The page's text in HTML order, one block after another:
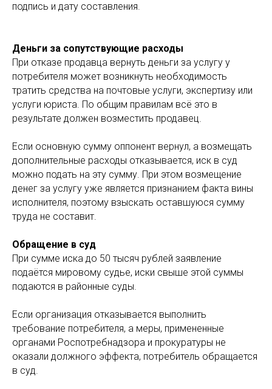
подпись и дату составления.
Деньги за сопутствующие расходы
При отказе продавца вернуть деньги за услугу у
потребителя может возникнуть необходимость
тратить средства на почтовые услуги, экспертизу или
услуги юриста. По общим правилам всё это в
результате должен возместить продавец.
Если основную сумму оппонент вернул, а возмещать
дополнительные расходы отказывается, иск в суд
можно подать на эту сумму. При этом возмещение
денег за услугу уже является признанием факта вины
исполнителя, поэтому взыскать оставшуюся сумму
труда не составит.
Обращение в суд
При сумме иска до 50 тысяч рублей заявление
подаётся мировому судье, иски свыше этой суммы
подаются в районные суды.
Если организация отказывается выполнить
требование потребителя, а меры, примененные
органами Роспотребнадзора и прокуратуры не
оказали должного эффекта, потребитель обращается
в суд.